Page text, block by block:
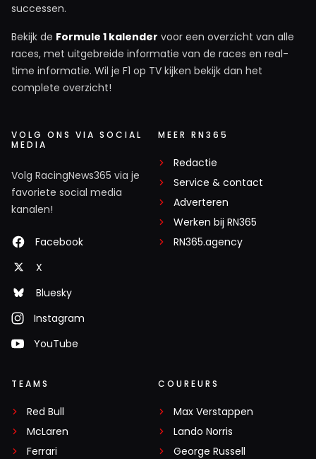
successen.
Bekijk de Formule 1 kalender voor een overzicht van alle
races, met uitgebreide informatie van de races en real-
time informatie. Wil je F1 op TV kijken bekijk dan het
complete overzicht!
VOLG ONS VIA SOCIAL
MEDIA
Volg RacingNews365 via je
favoriete social media
kanalen!
Facebook
X
Bluesky
Instagram
YouTube
MEER RN365
Redactie
Service & contact
Adverteren
Werken bij RN365
RN365.agency
TEAMS
Red Bull
McLaren
Ferrari
COUREURS
Max Verstappen
Lando Norris
George Russell